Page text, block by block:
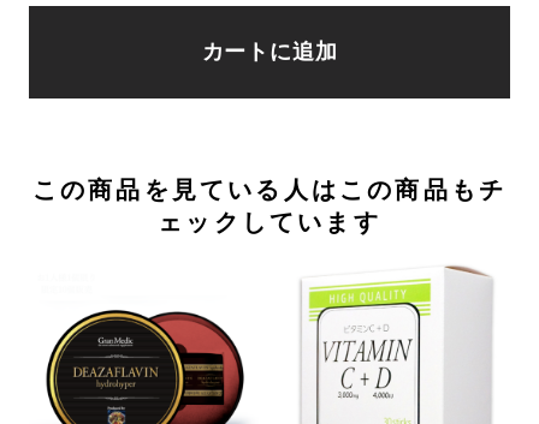
カートに追加
この商品を見ている人はこの商品もチ
ェックしています